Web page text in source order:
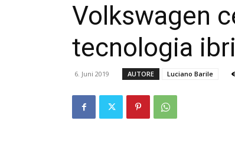
Volkswagen
tecnologia
6. Juni 2019 AUTORE Luciano Barile